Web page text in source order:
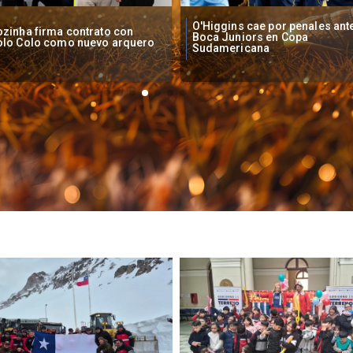
cae por penales ante
Juniors en Copa
Operadores de apuestas
piden acelerar regulación en
Chile